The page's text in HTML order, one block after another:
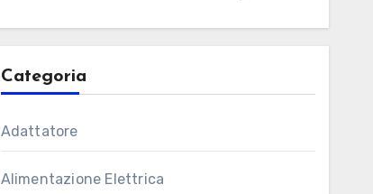
Categoria
Adattatore
Alimentazione Elettrica